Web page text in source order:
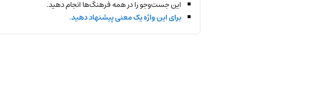
این جست‌وجو را در همه فرهنگ‌ها انجام دهید.
برای این واژه یک معنی پیشنهاد دهید.